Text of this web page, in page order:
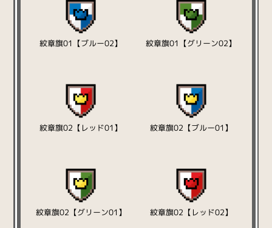
紋章旗01【ブルー02】 紋章旗01【グリーン02】
紋章旗02【レッド01】 紋章旗02【ブルー01】
紋章旗02【グリーン01】 紋章旗02【レッド02】